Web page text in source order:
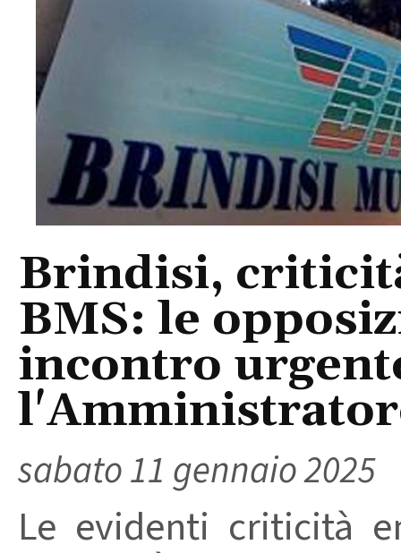
Brindisi,
BMS: le
incontro
sabato 11 gennaio 2025
Le evidenti criticità